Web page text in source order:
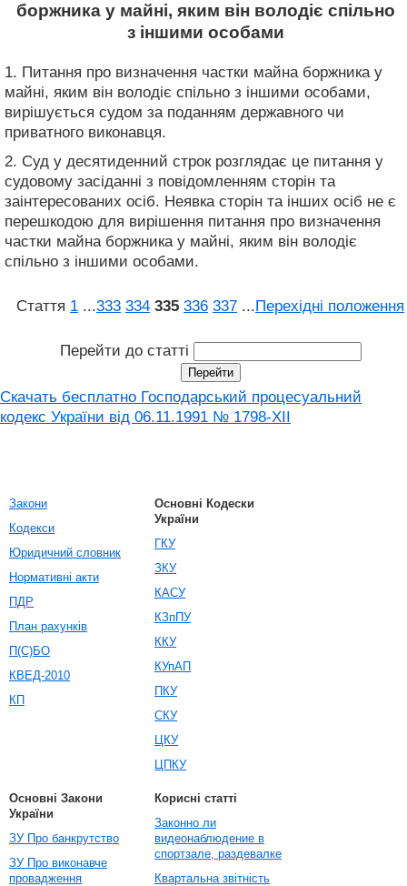
боржника у майні, яким він володіє спільно
з іншими особами
1. Питання про визначення частки майна боржника у
майні, яким він володіє спільно з іншими особами,
вирішується судом за поданням державного чи
приватного виконавця.
2. Суд у десятиденний строк розглядає це питання у
судовому засіданні з повідомленням сторін та
заінтересованих осіб. Неявка сторін та інших осіб не є
перешкодою для вирішення питання про визначення
частки майна боржника у майні, яким він володіє
спільно з іншими особами.
Стаття 1 ...333 334 335 336 337 ...Перехідні положення
Перейти до статті
Скачать бесплатно Господарський процесуальний
кодекс України від 06.11.1991 № 1798-XII
Закони
Кодекси
Юридичний словник
Нормативні акти
ПДР
План рахунків
П(С)БО
КВЕД-2010
КП
Основні Кодески
України
ГКУ
ЗКУ
КАСУ
КЗпПУ
ККУ
КУпАП
ПКУ
СКУ
ЦКУ
ЦПКУ
Основні Закони
України
ЗУ Про банкрутство
ЗУ Про виконавче
провадження
Корисні статті
Законно ли
видеонаблюдение в
спортзале, раздевалке
Квартальна звітність